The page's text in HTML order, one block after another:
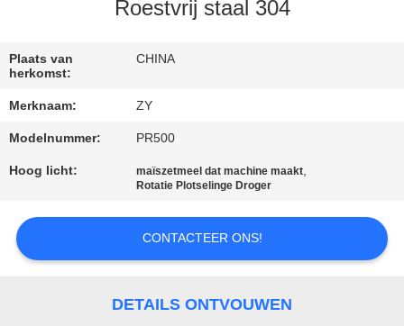
ONS
VERZOEK
CITAAT
SITEMAP
Roestvrij staal 304
Plaats van
herkomst:
CHINA
Merknaam: ZY
Modelnummer: PR500
Hoog licht: maïszetmeel dat machine maakt,
Rotatie Plotselinge Droger
CONTACTEER ONS!
DETAILS ONTVOUWEN